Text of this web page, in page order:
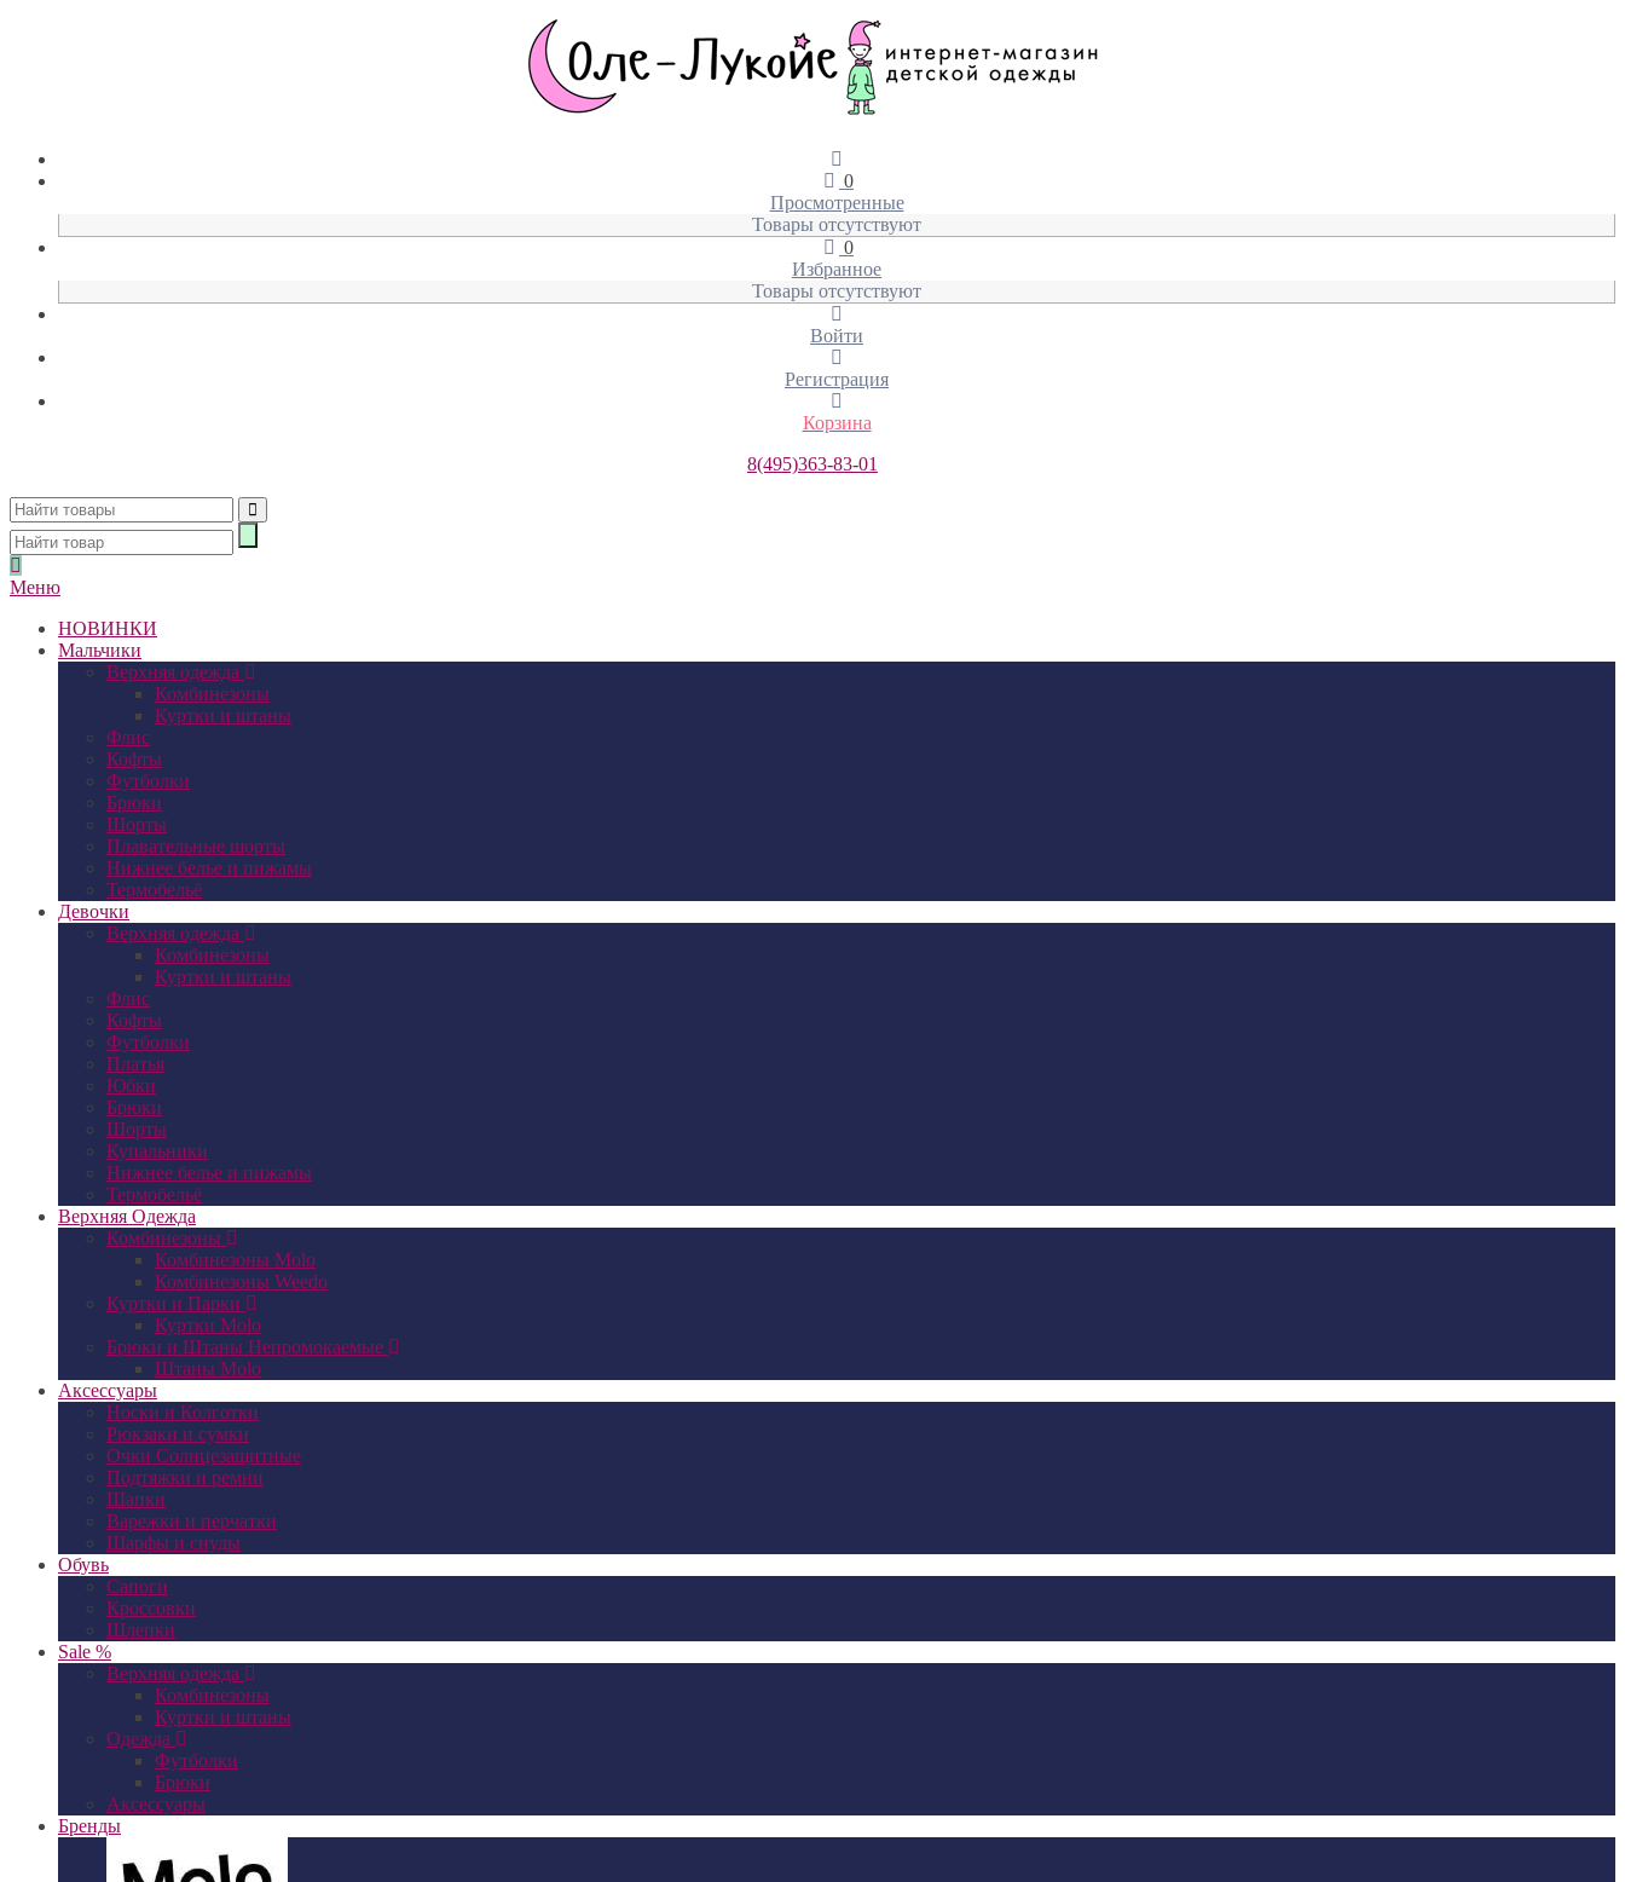
0
Просмотренные
Товары отсутствуют
0
Избранное
Товары отсутствуют
Войти
Регистрация
Корзина
8(495)363-83-01
Меню
НОВИНКИ
Мальчики
Верхняя одежда
Комбинезоны
Куртки и штаны
Флис
Кофты
Футболки
Брюки
Шорты
Плавательные шорты
Нижнее белье и пижамы
Термобельё
Девочки
Верхняя одежда
Комбинезоны
Куртки и штаны
Флис
Кофты
Футболки
Платья
Юбки
Брюки
Шорты
Купальники
Нижнее белье и пижамы
Термобельё
Верхняя Одежда
Комбинезоны
Комбинезоны Molo
Комбинезоны Weedo
Куртки и Парки
Куртки Molo
Брюки и Штаны Непромокаемые
Штаны Molo
Аксессуары
Носки и Колготки
Рюкзаки и сумки
Очки Солнцезащитные
Подтяжки и ремни
Шапки
Варежки и перчатки
Шарфы и снуды
Обувь
Сапоги
Кроссовки
Шлепки
Sale %
Верхняя одежда
Комбинезоны
Куртки и штаны
Одежда
Футболки
Брюки
Аксессуары
Бренды